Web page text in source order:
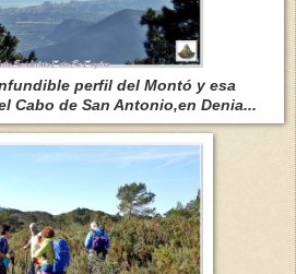
perfil del Montó y esa
Cabo de San Antonio,en Denia...